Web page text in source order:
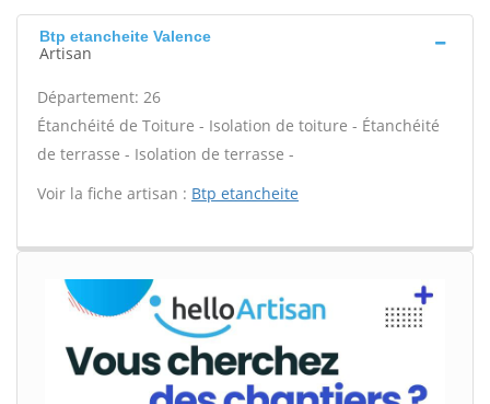
Btp etancheite Valence
Artisan
Département: 26
Étanchéité de Toiture - Isolation de toiture - Étanchéité
de terrasse - Isolation de terrasse -
Voir la fiche artisan : Btp etancheite